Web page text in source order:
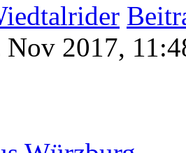
2017,